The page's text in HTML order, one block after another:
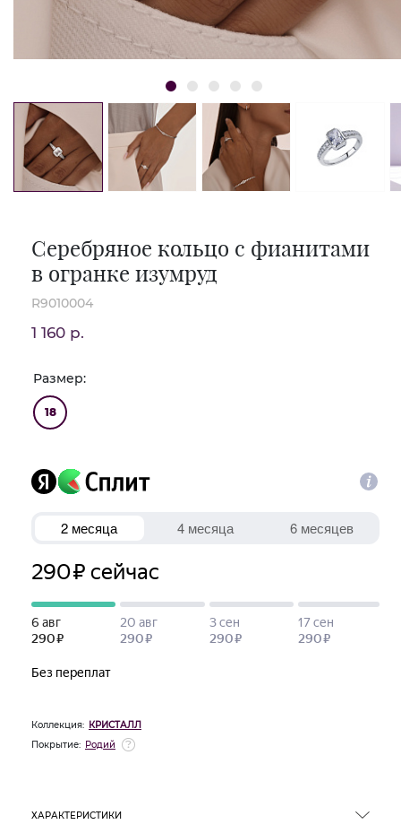
Серебряное кольцо с фианитами
в огранке изумруд
R9010004
1 160 р.
Размер:
18
Коллекция: КРИСТАЛЛ
Покрытие: Родий
ХАРАКТЕРИСТИКИ